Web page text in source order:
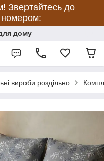
Звертайтесь до
дому
вироби роздільно